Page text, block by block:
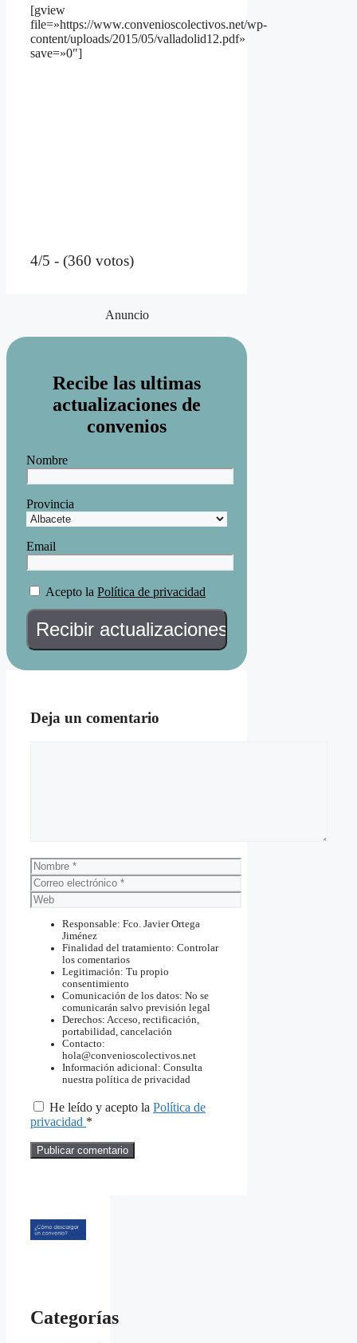
[gview
file=»https://www.convenioscolectivos.net/wp-
content/uploads/2015/05/valladolid12.pdf»
save=»0″]
4/5 - (360 votos)
Anuncio
Recibe las ultimas
actualizaciones de
convenios
Nombre
Provincia
Email
Acepto la Política de privacidad
Deja un comentario
Nombre
Correo
electrónico
Web
Responsable: Fco. Javier Ortega
Jiménez
Finalidad del tratamiento: Controlar
los comentarios
Legitimación: Tu propio
consentimiento
Comunicación de los datos: No se
comunicarán salvo previsión legal
Derechos: Acceso, rectificación,
portabilidad, cancelación
Contacto:
hola@convenioscolectivos.net
Información adicional: Consulta
nuestra política de privacidad
He leído y acepto la Política de
privacidad *
Categorías